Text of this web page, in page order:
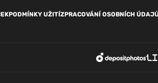
PODMÍNKY UŽITÍZPRACOVÁNÍ OSOBNÍCH